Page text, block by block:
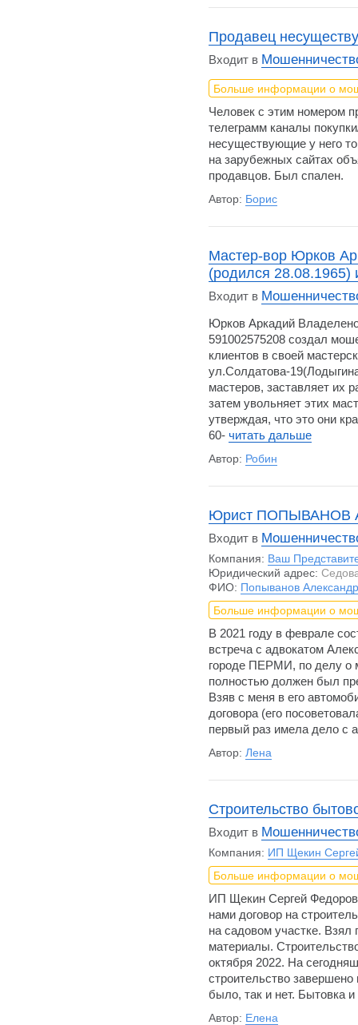
Продавец
Входит в
Больше информации о
Человек с этим номером
телеграмм каналы
несуществующие у него
на зарубежных сайтах
продавцов. Был спален.
Автор: Борис
Мастер-вор Юрков
(родился 28.08.1965)
Входит в
Юрков Аркадий
591002575208 создал
клиентов в своей
ул.Солдатова-
мастеров, заставляет их
затем увольняет этих
утверждая, что это они
60-читать дальше
Автор: Робин
Юрист ПОПЫВАНОВ
Входит в
Компания: Ваш
Юридический адрес:
ФИО: Попыванов
Больше информации о
В 2021 году в феврале
встреча с адвокатом
городе ПЕРМИ, по делу о
полностью должен был
Взяв с меня в его
договора (его
первый раз имела дело с
Автор: Лена
Строительство
Входит в
Компания: ИП Щекин
Больше информации о
ИП Щекин Сергей
нами договор на
на садовом участке. Взял
материалы.
октября 2022. На
строительство завершено
было, так и нет. Бытовка и
Автор: Елена